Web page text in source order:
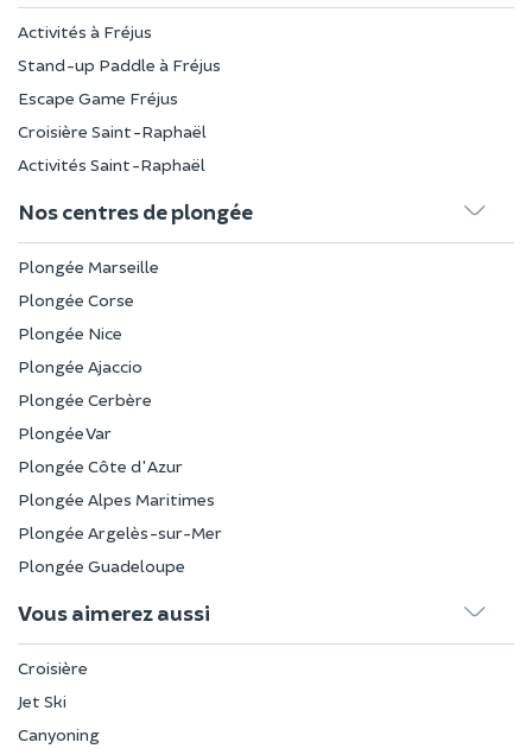
Activités à Fréjus
Stand-up Paddle à Fréjus
Escape Game Fréjus
Croisière Saint-Raphaël
Activités Saint-Raphaël
Nos centres de plongée
Plongée Marseille
Plongée Corse
Plongée Nice
Plongée Ajaccio
Plongée Cerbère
Plongée Var
Plongée Côte d'Azur
Plongée Alpes Maritimes
Plongée Argelès-sur-Mer
Plongée Guadeloupe
Vous aimerez aussi
Croisière
Jet Ski
Canyoning